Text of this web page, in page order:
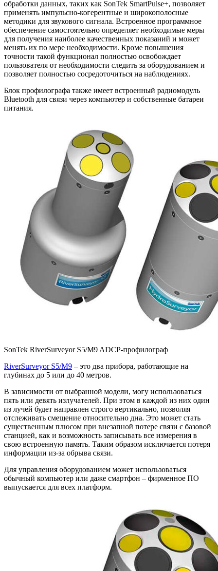
обработки данных, таких как SonTek SmartPulse+, позволяет
применять импульсно-когерентные и широкополосные
методики для звукового сигнала. Встроенное программное
обеспечение самостоятельно определяет необходимые меры
для получения наиболее качественных показаний и может
менять их по мере необходимости. Кроме повышения
точности такой функционал полностью освобождает
пользователя от необходимости следить за оборудованием и
позволяет полностью сосредоточиться на наблюдениях.
Блок профилографа также имеет встроенный радиомодуль
Bluetooth для связи через компьютер и собственные батареи
питания.
SonTek RiverSurveyor S5/M9 ADCP-профилограф
RiverSurveyor S5/M9 – это два прибора, работающие на
глубинах до 5 или до 40 метров.
В зависимости от выбранной модели, могу использоваться
пять или девять излучателей. При этом в каждой из них один
из лучей будет направлен строго вертикально, позволяя
отслеживать смещение относительно дна. Это может стать
существенным плюсом при внезапной потере связи с базовой
станцией, как и возможность записывать все измерения в
свою встроенную память. Таким образом исключается потеря
информации из-за обрыва связи.
Для управления оборудованием может использоваться
обычный компьютер или даже смартфон – фирменное ПО
выпускается для всех платформ.